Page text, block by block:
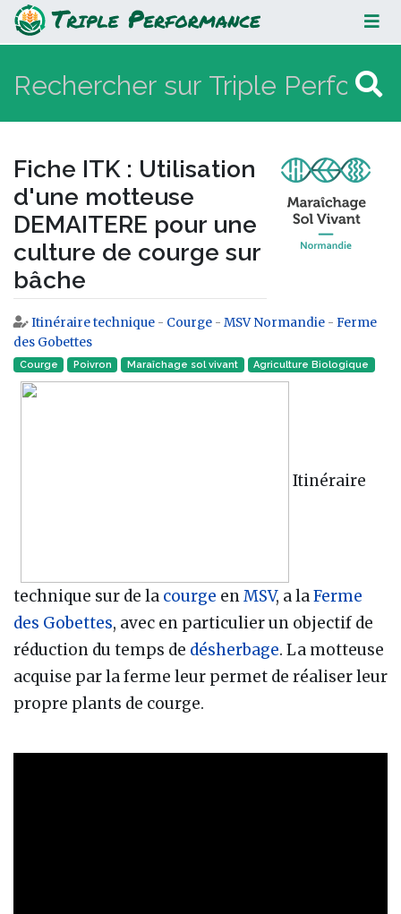
Fiche ITK : Utilisation d'une
motteuse DEMAITERE pour une
culture de courge sur bâche
Fiche ITK : Utilisation
d'une motteuse
DEMAITERE pour une
culture de courge sur
bâche
Aller à :navigation,rechercher
Itinéraire technique - Courge - MSV Normandie - Ferme
des Gobettes
Courge Poivron Maraîchage sol vivant Agriculture Biologique
Itinéraire
technique sur de la courge enMSV, a laFerme
des Gobettes, avec en particulier un objectif de
réduction du temps de désherbage. La motteuse
acquise par la ferme leur permet de réaliser leur
propre plants de courge.